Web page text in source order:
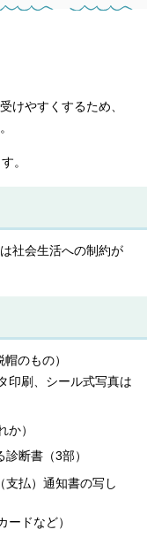
けやすくするため、
。
社会生活への制約が
のもの）
印刷、シール式写真は
か）
断書（3部）
支払）通知書の写し
ードなど）